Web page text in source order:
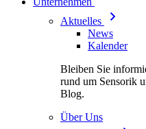
Aktuelles
News
Kalender
Bleiben Sie
rund um Sensorik
Blog.
Über Uns